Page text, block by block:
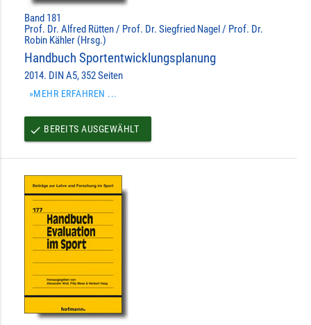
Band 181
Prof. Dr. Alfred Rütten / Prof. Dr. Siegfried Nagel / Prof. Dr.
Robin Kähler (Hrsg.)
Handbuch Sportentwicklungsplanung
2014. DIN A5, 352 Seiten
»MEHR ERFAHREN ...
done BEREITS AUSGEWÄHLT